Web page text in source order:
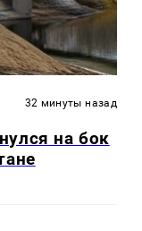
32 минуты назад
на бок